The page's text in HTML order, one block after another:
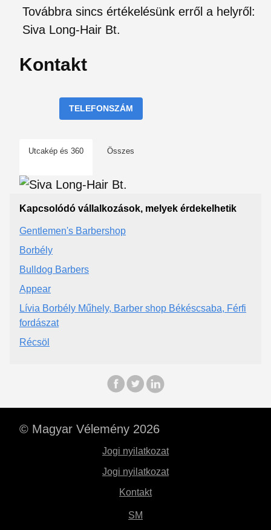
Továbbra sincs értékelésünk erről a helyről:
Siva Long-Hair Bt.
Kontakt
TELEFONSZÁM
Utcakép és 360 Összes
Kapcsolódó vállalkozások, melyek érdekelhetik
Gentlemen's Barbershop
Borbély
Bulldog Barbers
Appear
Lívia Borbély Műhely, Barber shop Békéscsaba, Férfi
fordászat
Récsöl
© Magyar Vélemény 2026
Jogi nyilatkozat
Jogi nyilatkozat
Kontakt
SM